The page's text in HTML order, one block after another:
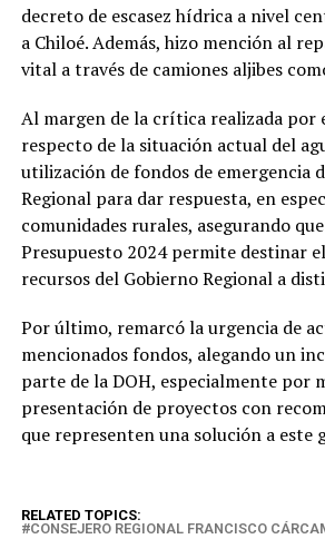
decreto de escasez hídrica a nivel
a Chiloé. Además, hizo mención al
vital a través de camiones aljibes
Al margen de la crítica realizada por
respecto de la situación actual del
utilización de fondos de emergencia
Regional para dar respuesta, en
comunidades rurales, asegurando
Presupuesto 2024 permite destinar
recursos del Gobierno Regional a
Por último, remarcó la urgencia de
mencionados fondos, alegando un
parte de la DOH, especialmente por
presentación de proyectos con
que representen una solución a este
RELATED TOPICS:
CONSEJERO REGIONAL FRANCISCO